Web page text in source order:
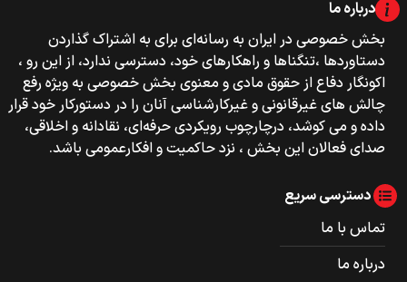
درباره ما
بخش خصوصی‌‌ در ایران به رسانه‌ای برای به اشتراک گذاردن
دستاوردها ،تنگناها و راهکارهای خود، دسترسی ندارد، از این رو ،
اکونگار دفاع از حقوق مادی و معنوی بخش خصوصی به ویژه رفع
چالش های غیرقانونی و غیرکارشناسی آنان را در دستورکار خود قرار
داده و می کوشد، درچارچوب رویکردی حرفه‌ای، نقادانه و اخلاقی،
صدای فعالان این بخش ، نزد حاکمیت و افکارعمومی باشد.
دسترسی سریع
تماس با ما
درباره ما